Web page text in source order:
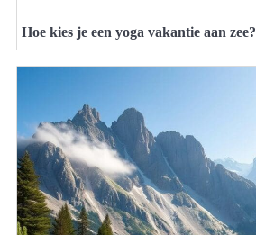
Hoe kies je een yoga vakantie aan zee?